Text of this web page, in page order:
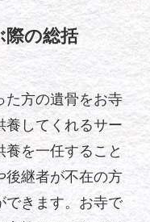
際の総括
た方の遺骨をお寺
養してくれるサー
を一任すること
後継者が不在の方
できます。お寺で